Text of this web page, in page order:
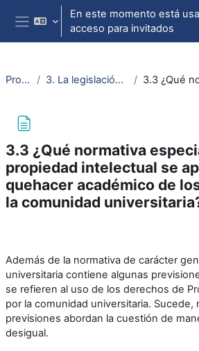
Salta al contenido principal
Panel lateral
En este momento está
acceso para invitados
Propiedad intelectual 3. La legislación sobre propiedad intelectual y la comunidad universitaria
3.3 ¿Qué normativa
propiedad intelectual se
quehacer académico de
la comunidad
Además de la normativa de carácter
universitaria contiene algunas
se refieren al uso de los derechos de
por la comunidad universitaria.
previsiones abordan la cuestión de
desigual.